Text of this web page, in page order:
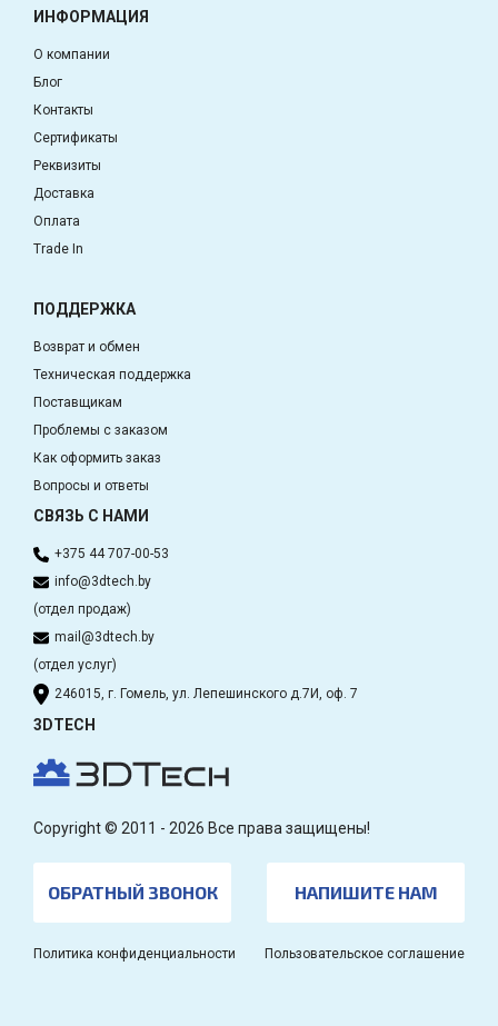
ИНФОРМАЦИЯ
О компании
Блог
Контакты
Сертификаты
Реквизиты
Доставка
Оплата
Trade In
ПОДДЕРЖКА
Возврат и обмен
Техническая поддержка
Поставщикам
Проблемы с заказом
Как оформить заказ
Вопросы и ответы
СВЯЗЬ С НАМИ
+375 44 707-00-53
info@3dtech.by
(отдел продаж)
mail@3dtech.by
(отдел услуг)
246015, г. Гомель, ул. Лепешинского д.7И, оф. 7
3DTECH
Copyright © 2011 - 2026 Все права защищены!
ОБРАТНЫЙ ЗВОНОК НАПИШИТЕ НАМ
Политика конфиденциальности Пользовательское соглашение